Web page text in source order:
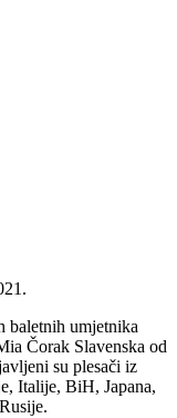
baletnih umjetnika
Čorak Slavenska od
su plesači iz
Italije, BiH, Japana,